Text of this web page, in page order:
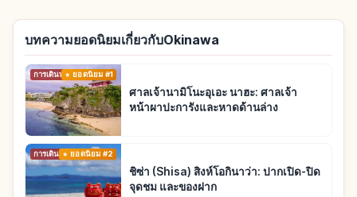
บทความยอดนิยมเกี่ยวกับOkinawa
การเดินทาง ยอดนิยม #1
ศาลเจ้านามิโนะอุเอะ นาฮะ: ศาลเจ้า
หน้าผาปะการังและหาดด้านล่าง
การเดินทางยอดนิยม #2
ชิซ่า (Shisa) สิงห์โอกินาว่า: ปากเปิด-ปิด
จุดชม และของฝาก